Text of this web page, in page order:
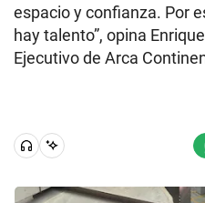
espacio y confianza. Por
hay talento”, opina
Ejecutivo de Arca